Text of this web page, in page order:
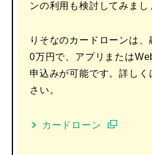
ンの利用も検討してみまし
りそなのカードローンは
0万円で、アプリまたは
申込みが可能です。詳し
さい。
カードローン